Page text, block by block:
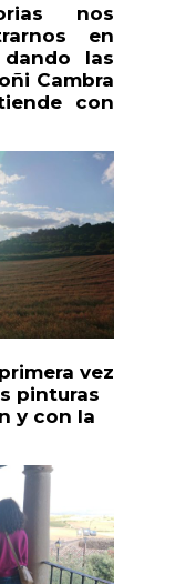
nos
en
las
Cambra
con
vez
pinturas
y con la